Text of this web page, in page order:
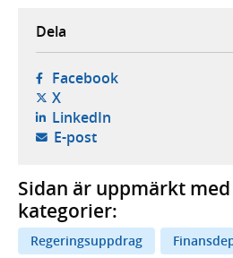
Dela
Facebook- öppnas i ny
X- öppnas i ny flik, extern
LinkedIn- öppnas i ny flik,
E-post- öppnar din e-
Sidan är uppmärkt
kategorier:
Regeringsuppdrag